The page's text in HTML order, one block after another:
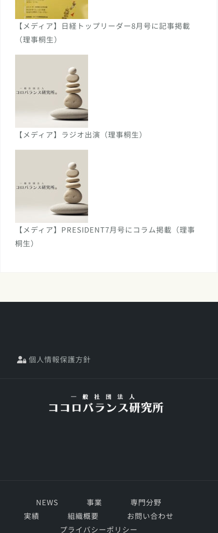
【メディア】日経トップリーダー8月号に記事掲載
（理事桐生）
【メディア】ラジオ出演（理事桐生）
【メディア】PRESIDENT7月号にコラム掲載（理事
桐生）
個人情報保護方針
NEWS 事業
専門分野
実績
組織概要
お問い合わせ
プライバシーポリシー